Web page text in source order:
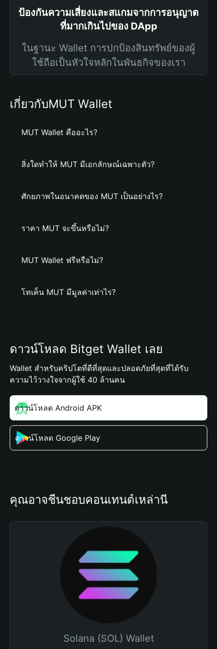
ป้องกันความเสี่ยงและสแกมจากการอนุญาต
ที่มากเกินไปของ DApp
ในฐานะ Wallet การปกป้องสินทรัพย์ของผู้
ใช้ถือเป็นหัวใจหลักในพันธกิจของเรา
เกี่ยวกับMUT Wallet
MUT Wallet คืออะไร?
สิ่งใดทำให้ MUT มีเอกลักษณ์เฉพาะตัว?
ศักยภาพในอนาคตของ MUT เป็นอย่างไร?
ราคา MUT จะขึ้นหรือไม่?
MUT Wallet ฟรีหรือไม่?
โทเค็น MUT มีมูลค่าเท่าไร?
ดาวน์โหลด Bitget Wallet เลย
Wallet สำหรับคริปโตที่ดีที่สุดและปลอดภัยที่สุดที่ได้รับ
ความไว้วางใจจากผู้ใช้ 40 ล้านคน
ดาวน์โหลด Android APK
ดาวน์โหลด Google Play
คุณอาจชื่นชอบคอนเทนต์เหล่านี้
Solana (SOL) Wallet